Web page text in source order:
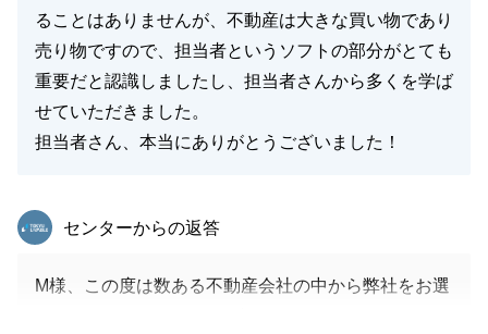
ることはありませんが、不動産は大きな買い物であり
売り物ですので、担当者というソフトの部分がとても
重要だと認識しましたし、担当者さんから多くを学ば
せていただきました。
担当者さん、本当にありがとうございました！
東急リバブル
センターからの返答
M様、この度は数ある不動産会社の中から弊社をお選